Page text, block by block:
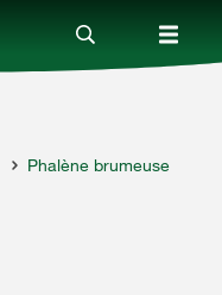
Phalène brumeuse